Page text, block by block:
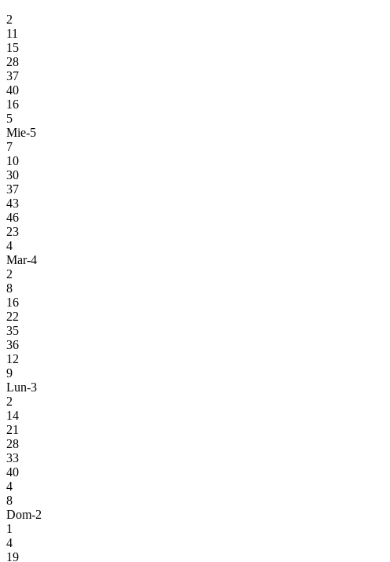
2
11
15
28
37
40
16
5
Mie-5
7
10
30
37
43
46
23
4
Mar-4
2
8
16
22
35
36
12
9
Lun-3
2
14
21
28
33
40
4
8
Dom-2
1
4
19